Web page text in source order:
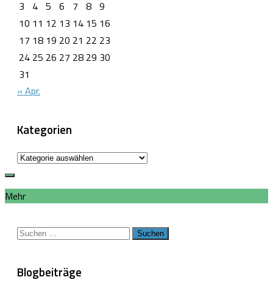
3 4 5 6 7 8 9
10 11 12 13 14 15 16
17 18 19 20 21 22 23
24 25 26 27 28 29 30
31
« Apr.
Kategorien
Kategorien
Mehr
Suchen
Blogbeiträge